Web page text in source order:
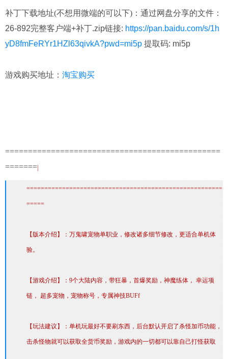
补丁下载地址(不想用微端的可以下)： 通过网盘分享的文件：
26-892完整客户端+补丁.zip链接: https://pan.baidu.com/s/1h
yD8fmFeRYr1HZl63qivkA?pwd=mi5p 提取码: mi5p
游戏购买地址： 淘宝购买
===============================================
=======
=======================================================
=====
【版本介绍】：万鬼啸宠物单职业，修改诸多细节修改，更适合单机体
验。
【游戏介绍】：9个大陆内容，带狂暴，首爆奖励，神魔练体， 幸运项
链， 超多宠物，宠物称号，专属神技BUFf
【玩法建议】：单机玩最好不要刷东西，后台默认开启了杀怪加币功能，
击杀怪物就可以获取全货币奖励，游戏内的一切都可以靠自己打怪获取